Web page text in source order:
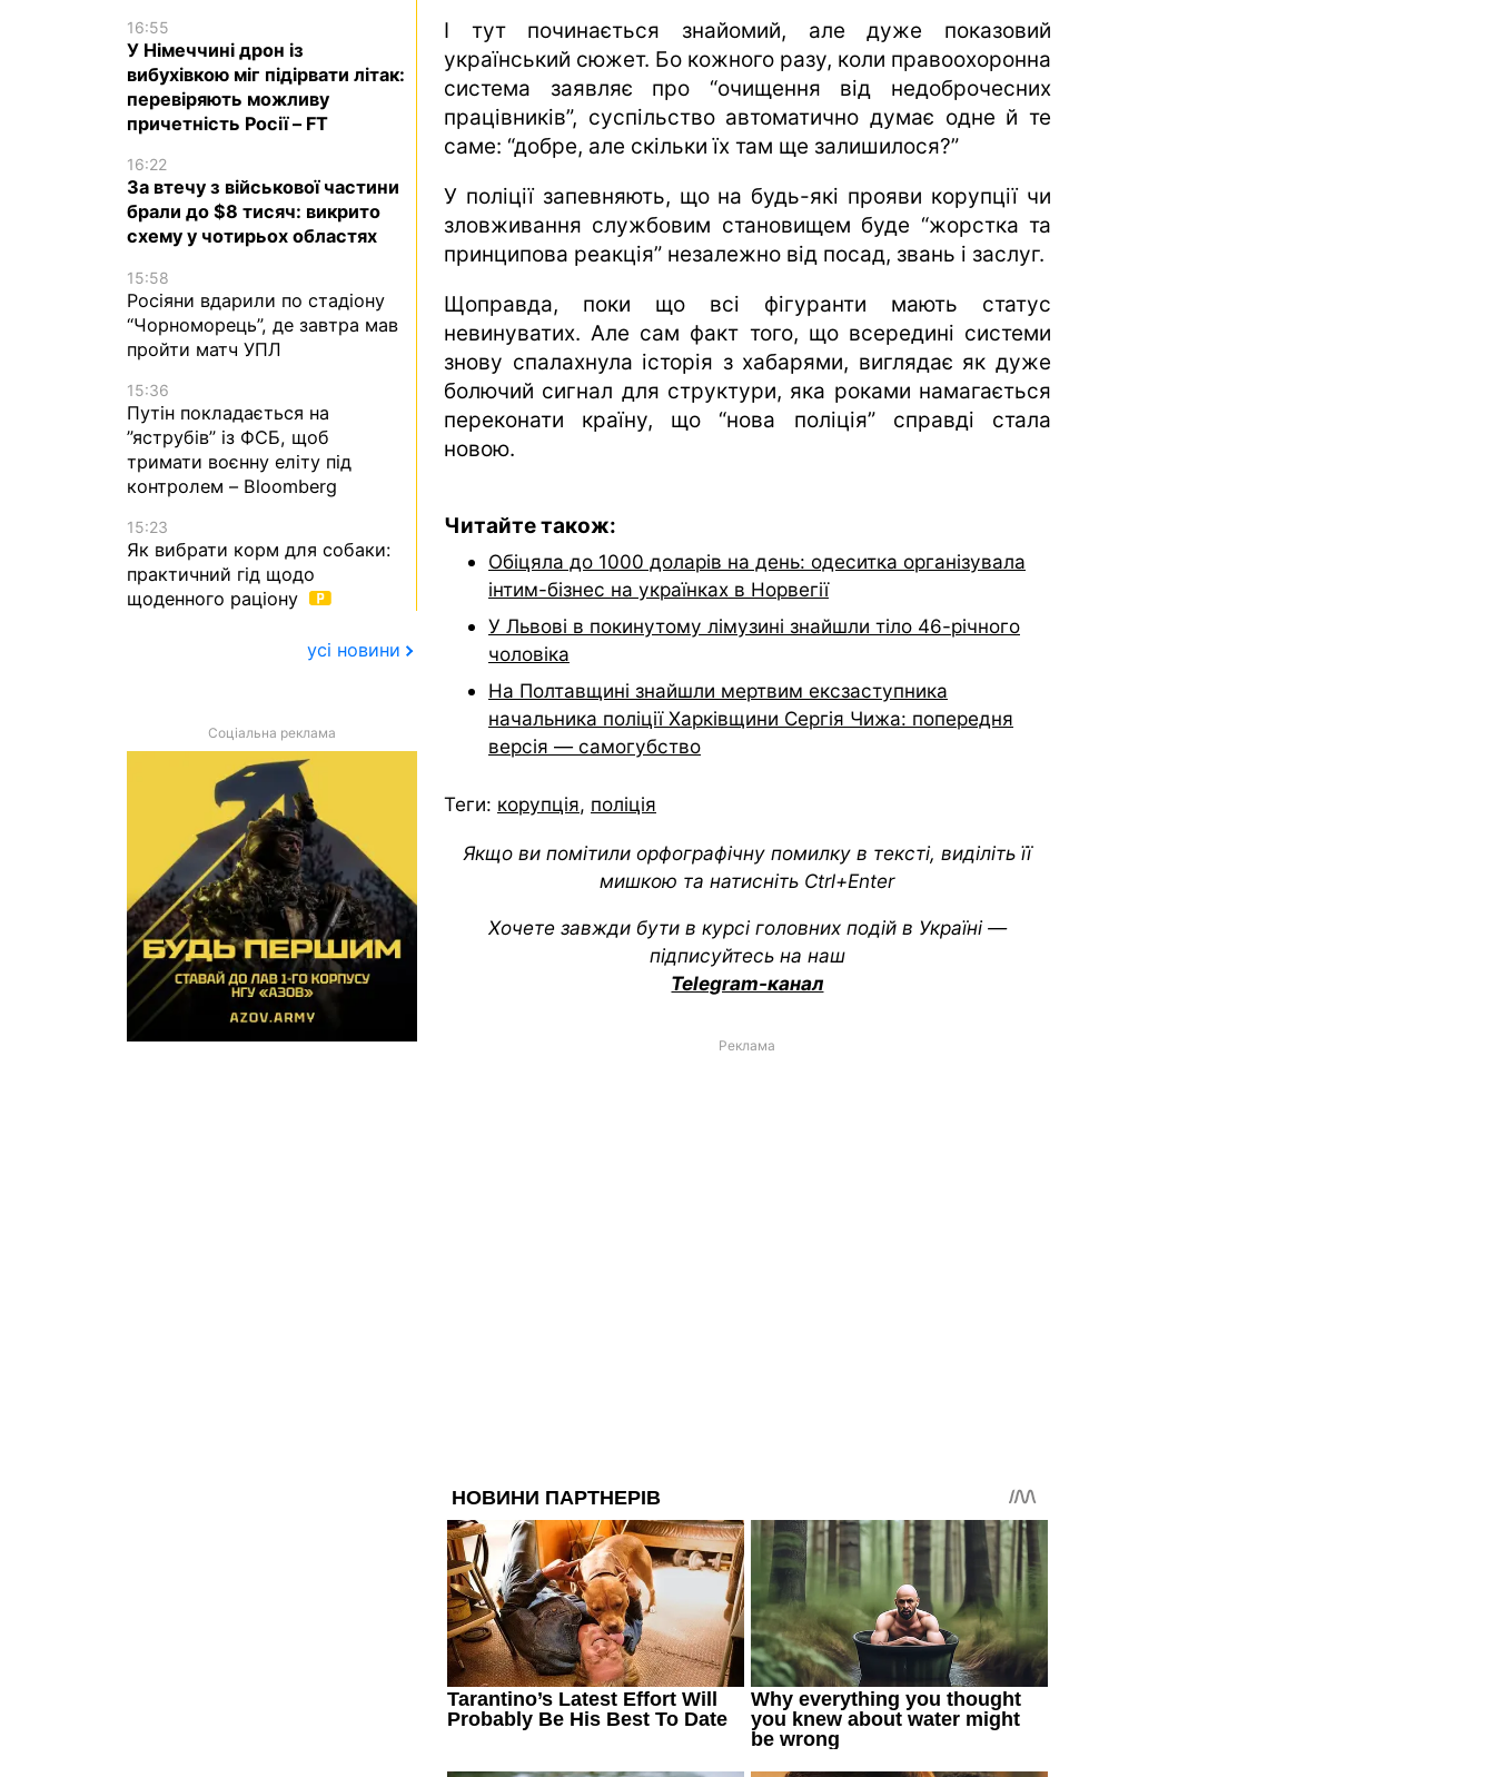
І тут починається знайомий, але дуже показовий
український сюжет. Бо кожного разу, коли правоохоронна
система заявляє про “очищення від недоброчесних
працівників”, суспільство автоматично думає одне й те
саме: “добре, але скільки їх там ще залишилося?”
У поліції запевняють, що на будь-які прояви корупції чи
зловживання службовим становищем буде “жорстка та
принципова реакція” незалежно від посад, звань і заслуг.
Щоправда, поки що всі фігуранти мають статус
невинуватих. Але сам факт того, що всередині системи
знову спалахнула історія з хабарями, виглядає як дуже
болючий сигнал для структури, яка роками намагається
переконати країну, що “нова поліція” справді стала
новою.
Читайте також:
Обіцяла до 1000 доларів на день: одеситка організувала
інтим-бізнес на українках в Норвегії
У Львові в покинутому лімузині знайшли тіло 46-річного
чоловіка
На Полтавщині знайшли мертвим ексзаступника
начальника поліції Харківщини Сергія Чижа: попередня
версія — самогубство
Теги: корупція, поліція
Якщо ви помітили орфографічну помилку в тексті, виділіть її
мишкою та натисніть Ctrl+Enter
Хочете завжди бути в курсі головних подій в Україні —
підписуйтесь на наш
Telegram-канал
Реклама
16:55
У Німеччині дрон із
вибухівкою міг підірвати літак:
перевіряють можливу
причетність Росії – FT
16:22
За втечу з військової частини
брали до $8 тисяч: викрито
схему у чотирьох областях
15:58
Росіяни вдарили по стадіону
“Чорноморець”, де завтра мав
пройти матч УПЛ
15:36
Путін покладається на
”яструбів” із ФСБ, щоб
тримати воєнну еліту під
контролем – Bloomberg
15:23
Як вибрати корм для собаки:
практичний гід щодо
щоденного раціону
усі новини
Соціальна реклама